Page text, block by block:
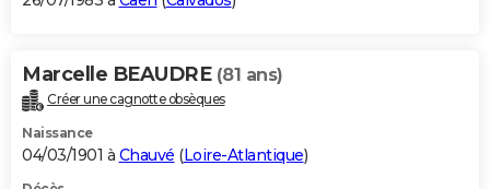
Marcelle BEAUDRE (81 ans)
Créer une cagnotte obsèques
Naissance
04/03/1901 à Chauvé (Loire-Atlantique)